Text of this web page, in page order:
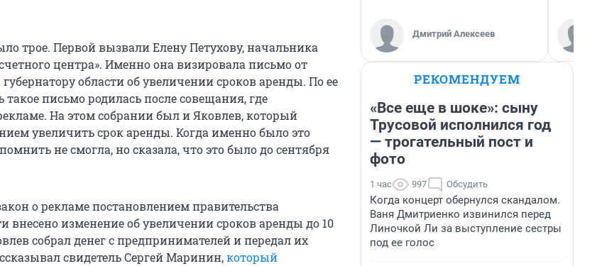
трое. Первой вызвали Елену Петухову, начальника
центра». Именно она визировала письмо от
области об увеличении сроков аренды. По ее
такое письмо родилась после совещания, где
На этом собрании был и Яковлев, который
увеличить срок аренды. Когда именно было это
не смогла, но сказала, что это было до сентября
о рекламе постановлением правительства
внесено изменение об увеличении сроков аренды до 10
собрал денег с предпринимателей и передал их
свидетель Сергей Маринин,который
Дмитрий Алексеев
РЕКОМЕНДУЕМ
«Все еще в шоке»: сыну
Трусовой исполнился год
— трогательный пост и
фото
1 час 997 Обсудить
Когда концерт обернулся скандалом.
Ваня Дмитриенко извинился перед
Линочкой Ли за выступление сестры
под ее голос